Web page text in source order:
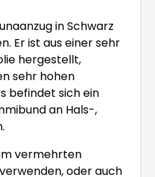
in Schwarz
Er ist aus einer sehr
hergestellt,
sehr hohen
befindet sich ein
an Hals-,
vermehrten
oder auch